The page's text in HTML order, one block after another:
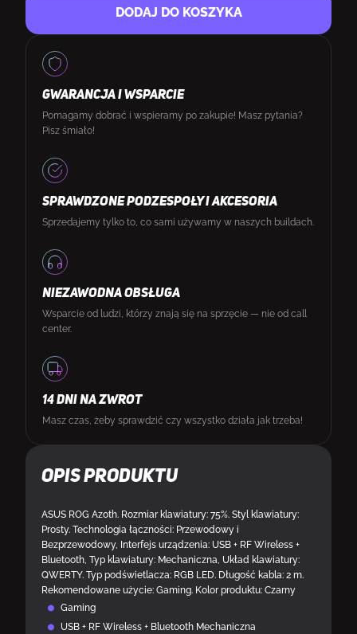
Opis produktu
ASUS ROG Azoth. Rozmiar klawiatury: 75%. Styl klawiatury:
Prosty. Technologia łączności: Przewodowy i
Bezprzewodowy, Interfejs urządzenia: USB + RF Wireless +
Bluetooth, Typ klawiatury: Mechaniczna, Układ klawiatury:
QWERTY. Typ podświetlacza: RGB LED. Długość kabla: 2 m.
Rekomendowane użycie: Gaming. Kolor produktu: Czarny
Gaming
USB + RF Wireless + Bluetooth Mechaniczna
DODAJ DO KOSZYKA
GWARANCJA I WSPARCIE
Pomagamy dobrać i wspieramy po zakupie! Masz pytania?
Pisz śmiało!
SPRAWDZONE PODZESPOŁY I AKCESORIA
Sprzedajemy tylko to, co sami używamy w naszych buildach.
NIEZAWODNA OBSŁUGA
Wsparcie od ludzi, którzy znają się na sprzęcie — nie od call
center.
14 DNI NA ZWROT
Masz czas, żeby sprawdzić czy wszystko działa jak trzeba!